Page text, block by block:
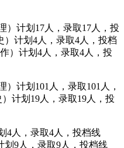
）计划17人，录取17人，投
）计划4人，录取4人，投档
）计划4人，录取4人，投
计划101人，录取101人，
计划19人，录取19人，投
4人，录取4人，投档线
划9人，录取9人，投档线